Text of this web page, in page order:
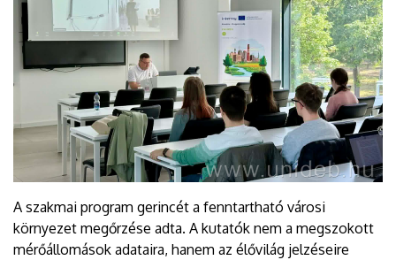
A szakmai program gerincét a fenntartható városi
környezet megőrzése adta. A kutatók nem a megszokott
mérőállomások adataira, hanem az élővilág jelzéseire